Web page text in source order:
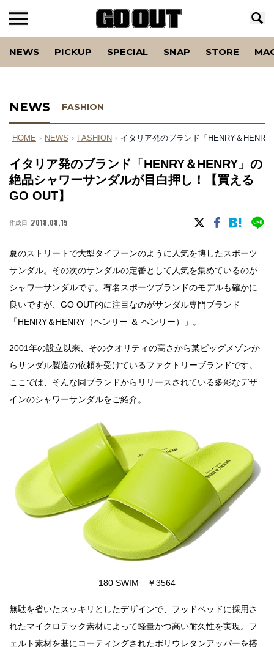
NEWS PICKUP SPECIAL SNAP STORE
NEWS FASHION
HOME › NEWS › FASHION › イタリア発のブランド「HENRY＆
イタリア発のブランド「HENRY＆HENRY」の
絶品シャワーサンダルが目白押し！【買える
GO OUT】
作成日 2018.08.15
夏のストリートで大型タイフーンのように人気を博したスポーツ
サンダル。その次のサンダルの定番として人気を集めているのが
シャワーサンダルです。有名スポーツブランドのモデルも確かに
良いですが、GO OUT的に注目なのがサンダル専門ブランド
「HENRY＆HENRY（ヘンリー ＆ ヘンリー）」。
2001年の設立以来、そのクオリティの高さから某ビッグメゾンか
らサンダル製造の依頼を受けているファクトリーブランドです。
ここでは、そんな同ブランドからリリースされている多彩なデザ
インのシャワーサンダルをご紹介。
180 SWIM ￥3564
無駄を省いたスッキリとしたデザインで、フッドベッドに採用さ
れたマイクロテック素材によって軽量かつ高い耐久性を実現。フ
ェルト素材を基にコーティングされたポリウレタンアッパーを搭